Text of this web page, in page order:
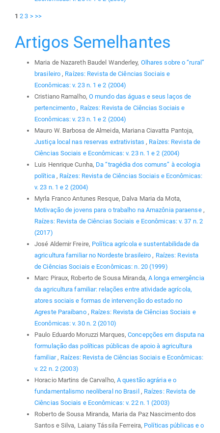
1 2 3 > >>
Artigos Semelhantes
Maria de Nazareth Baudel Wanderley, Olhares sobre o “rural”
brasileiro, Raízes: Revista de Ciências Sociais e
Econômicas: v. 23 n. 1 e 2 (2004)
Cristiano Ramalho, O mundo das águas e seus laços de
pertencimento, Raízes: Revista de Ciências Sociais e
Econômicas: v. 23 n. 1 e 2 (2004)
Mauro W. Barbosa de Almeida, Mariana Ciavatta Pantoja,
Justiça local nas reservas extrativistas, Raízes: Revista de
Ciências Sociais e Econômicas: v. 23 n. 1 e 2 (2004)
Luis Henrique Cunha, Da “tragédia dos comuns” à ecologia
política , Raízes: Revista de Ciências Sociais e Econômicas:
v. 23 n. 1 e 2 (2004)
Myrla Franco Antunes Resque, Dalva Maria da Mota,
Motivação de jovens para o trabalho na Amazônia paraense ,
Raízes: Revista de Ciências Sociais e Econômicas: v. 37 n. 2
(2017)
José Aldemir Freire, Política agrícola e sustentabilidade da
agricultura familiar no Nordeste brasileiro, Raízes: Revista
de Ciências Sociais e Econômicas: n. 20 (1999)
Marc Piraux, Roberto de Sousa Miranda, A longa emergência
da agricultura familiar: relações entre atividade agrícola,
atores sociais e formas de intervenção do estado no
Agreste Paraibano , Raízes: Revista de Ciências Sociais e
Econômicas: v. 30 n. 2 (2010)
Paulo Eduardo Moruzzi Marques,Concepções em disputa na
formulação das políticas públicas de apoio à agricultura
familiar, Raízes: Revista de Ciências Sociais e Econômicas:
v. 22 n. 2 (2003)
Horacio Martins de Carvalho, A questão agrária e o
fundamentalismo neoliberal no Brasil , Raízes: Revista de
Ciências Sociais e Econômicas: v. 22 n. 1 (2003)
Roberto de Sousa Miranda, Maria da Paz Nascimento dos
Santos e Silva, Laiany Tássila Ferreira, Políticas públicas e o